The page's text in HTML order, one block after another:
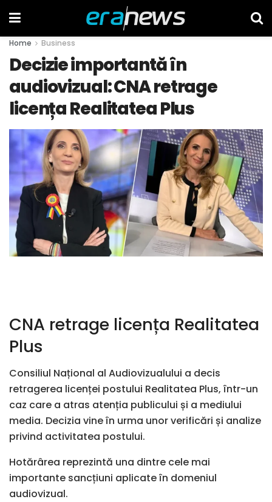
Home Business
Decizie importantă în
audiovizual: CNA retrage
licența Realitatea Plus
CNA retrage licența Realitatea
Plus
Consiliul Național al Audiovizualului a decis
retragerea licenței postului Realitatea Plus, într-un
caz care a atras atenția publicului și a mediului
media. Decizia vine în urma unor verificări și analize
privind activitatea postului.
Hotărârea reprezintă una dintre cele mai
importante sancțiuni aplicate în domeniul
audiovizual.